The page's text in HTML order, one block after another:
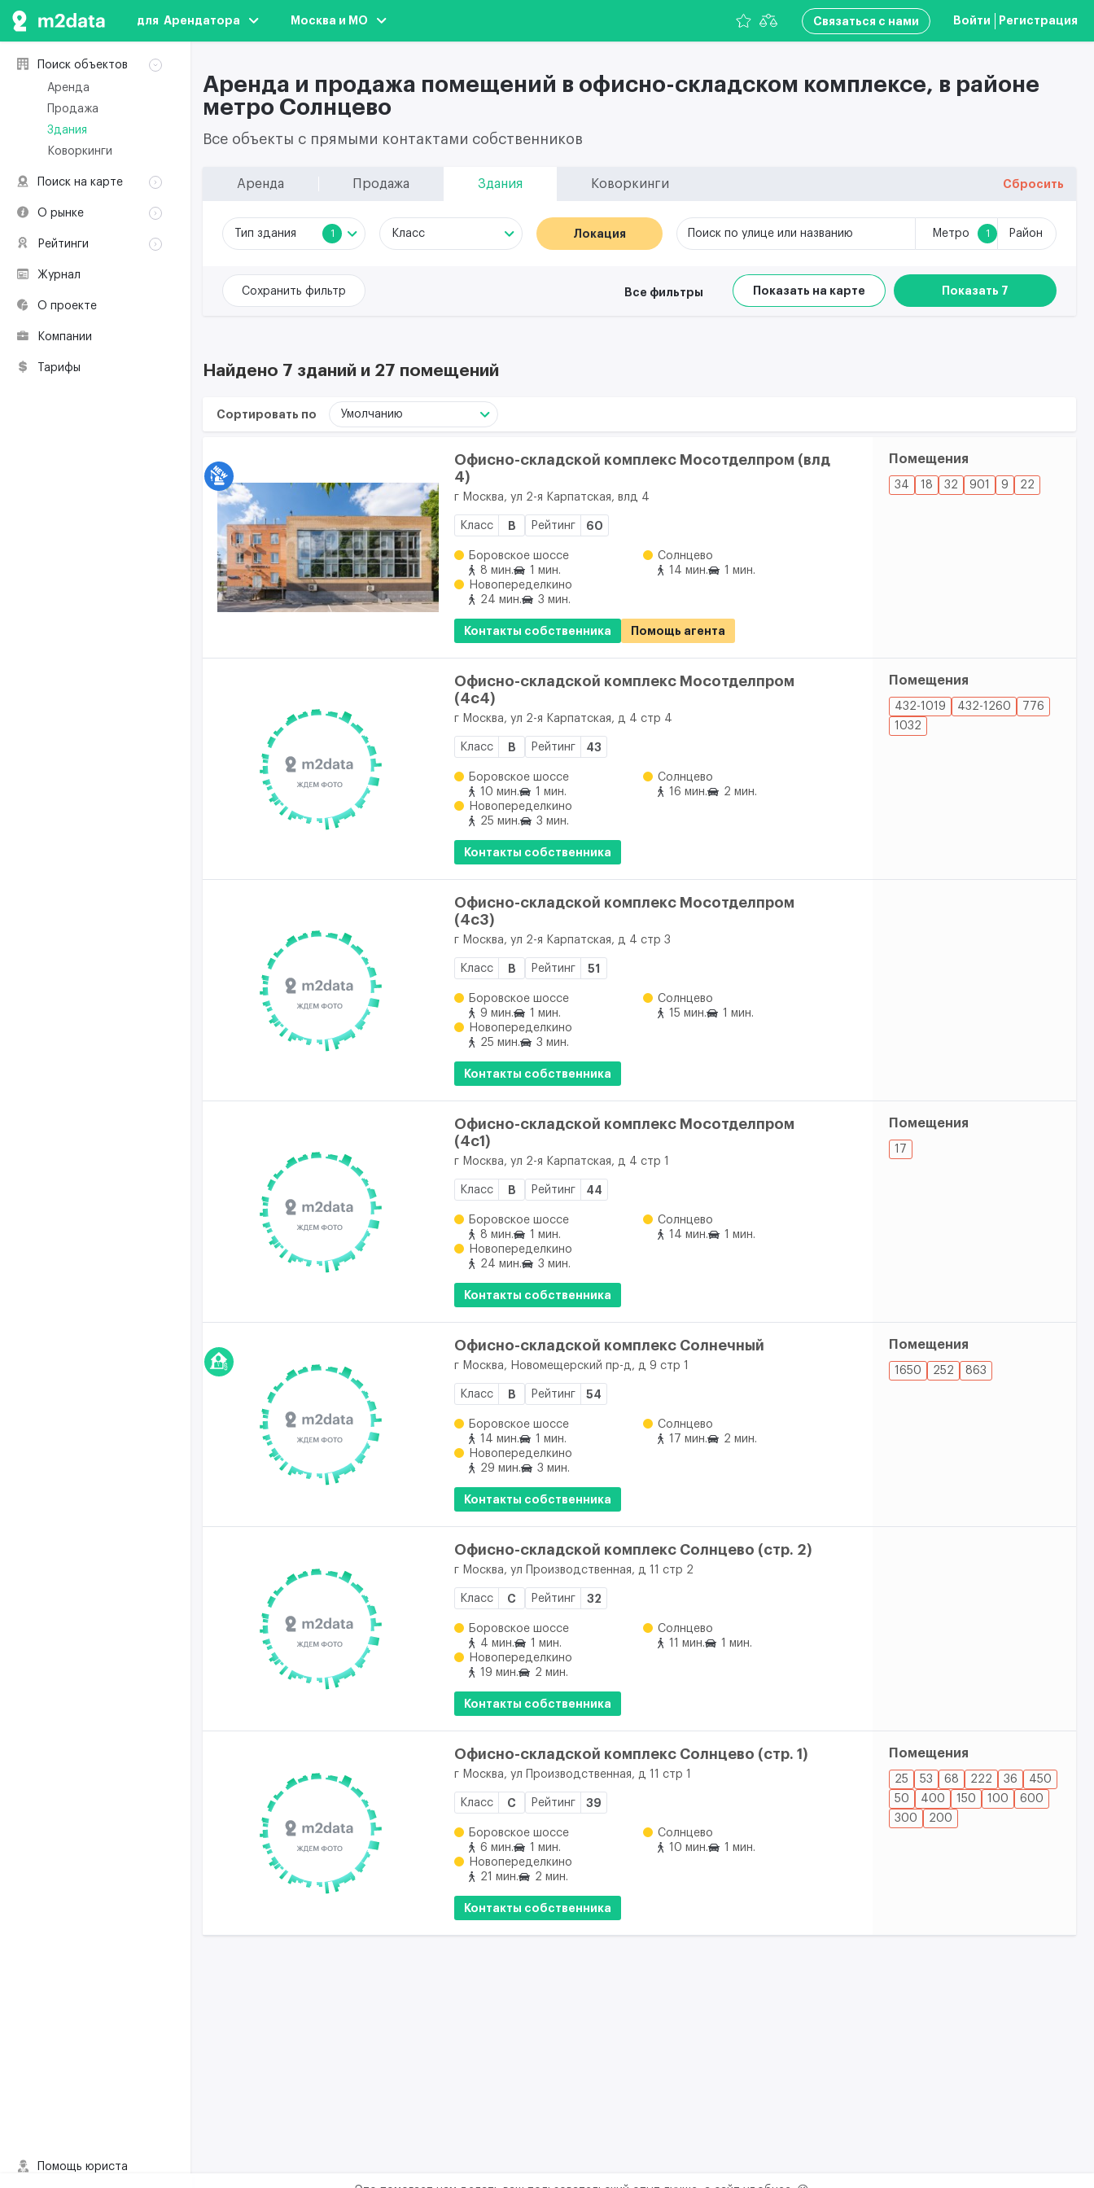
для  Арендатора Москва и МО Связаться с нами Войти Регистрация
Поиск объектов
Аренда
Продажа
Здания
Коворкинги
Поиск на карте
Здания
О рынке
Классификация
Премии по
Экологическая
ресурсы
Рейтинги
Журнал
О проекте
Компании
Тарифы
Помощь юриста
Аренда и продажа помещений в офисно-складском комплексе, в районе
метро Солнцево
Все объекты с прямыми контактами собственников
Аренда Продажа Здания Коворкинги Сбросить
Тип здания 1 Класс Локация Поиск по улице или названию Метро 1 Район
Сохранить фильтр Все фильтры Показать на карте Показать 7
Найдено 7 зданий и 27 помещений
Сортировать по Умолчанию
Офисно-складской комплекс Мосотделпром (влд
4)
г Москва, ул 2-я Карпатская, влд 4
Класс B Рейтинг 60
Боровское шоссе
8 мин.
1 мин.
Солнцево
14 мин.
1 мин.
Новопеределкино
24 мин.
3 мин.
Контакты собственника Помощь агента
Помещения
34 18 32 901 9 22
Офисно-складской комплекс Мосотделпром
(4с4)
г Москва, ул 2-я Карпатская, д 4 стр 4
Класс B Рейтинг 43
Боровское шоссе
10 мин.
1 мин.
Солнцево
16 мин.
2 мин.
Новопеределкино
25 мин.
3 мин.
Контакты собственника
Помещения
432-1019 432-1260
776
1032
Офисно-складской комплекс Мосотделпром
(4с3)
г Москва, ул 2-я Карпатская, д 4 стр 3
Класс B Рейтинг 51
Боровское шоссе
9 мин.
1 мин.
Солнцево
15 мин.
1 мин.
Новопеределкино
25 мин.
3 мин.
Контакты собственника
Офисно-складской комплекс Мосотделпром
(4с1)
г Москва, ул 2-я Карпатская, д 4 стр 1
Класс B Рейтинг 44
Боровское шоссе
8 мин.
1 мин.
Солнцево
14 мин.
1 мин.
Новопеределкино
24 мин.
3 мин.
Контакты собственника
Помещения
17
Офисно-складской комплекс Солнечный
г Москва, Новомещерский пр-д, д 9 стр 1
Класс B Рейтинг 54
Боровское шоссе
14 мин.
1 мин.
Солнцево
17 мин.
2 мин.
Новопеределкино
29 мин.
3 мин.
Контакты собственника
Помещения
1650 252 863
Офисно-складской комплекс Солнцево (стр. 2)
г Москва, ул Производственная, д 11 стр 2
Класс C Рейтинг 32
Боровское шоссе
4 мин.
1 мин.
Солнцево
11 мин.
1 мин.
Новопеределкино
19 мин.
2 мин.
Контакты собственника
Офисно-складской комплекс Солнцево (стр. 1)
г Москва, ул Производственная, д 11 стр 1
Класс C Рейтинг 39
Боровское шоссе
6 мин.
1 мин.
Солнцево
10 мин.
1 мин.
Новопеределкино
21 мин.
2 мин.
Контакты собственника
Помещения
25 53 68 222 36
450
50
400 150 100
600
300
200